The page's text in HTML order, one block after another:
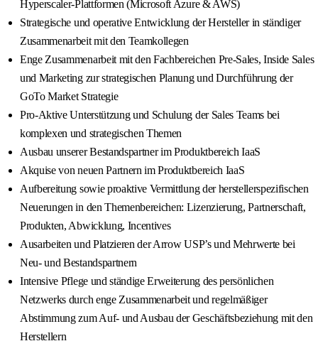
Hyperscaler-Plattformen (Microsoft Azure & AWS)
Strategische und operative Entwicklung der Hersteller in ständiger
Zusammenarbeit mit den Teamkollegen
Enge Zusammenarbeit mit den Fachbereichen Pre-Sales, Inside Sales
und Marketing zur strategischen Planung und Durchführung der
GoTo Market Strategie
Pro-Aktive Unterstützung und Schulung der Sales Teams bei
komplexen und strategischen Themen
Ausbau unserer Bestandspartner im Produktbereich IaaS
Akquise von neuen Partnern im Produktbereich IaaS
Aufbereitung sowie proaktive Vermittlung der herstellerspezifischen
Neuerungen in den Themenbereichen: Lizenzierung, Partnerschaft,
Produkten, Abwicklung, Incentives
Ausarbeiten und Platzieren der Arrow USP’s und Mehrwerte bei
Neu- und Bestandspartnern
Intensive Pflege und ständige Erweiterung des persönlichen
Netzwerks durch enge Zusammenarbeit und regelmäßiger
Abstimmung zum Auf- und Ausbau der Geschäftsbeziehung mit den
Herstellern